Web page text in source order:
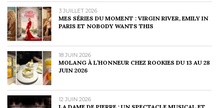
3 JUILLET 2026
MES SÉRIES DU MOMENT : VIRGIN RIVER, EMILY IN
PARIS ET NOBODY WANTS THIS
18 JUIN 2026
MOLANG À L’HONNEUR CHEZ ROOKIES DU 13 AU 28
JUIN 2026
12 JUIN 2026